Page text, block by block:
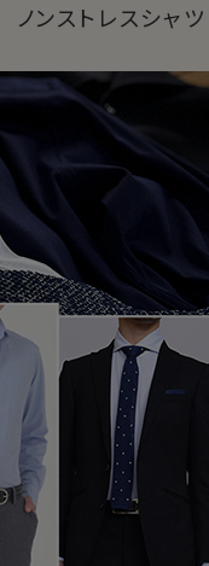
ノンストレスシャ